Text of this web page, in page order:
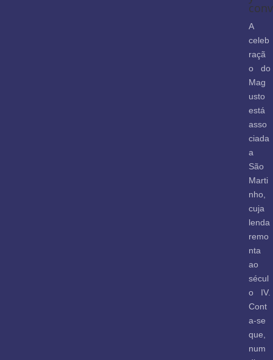
A
celeb
raçã
o do
Mag
usto
está
asso
ciada
a
São
Marti
nho,
cuja
lenda
remo
nta
ao
sécul
o IV.
Cont
a-se
que,
num